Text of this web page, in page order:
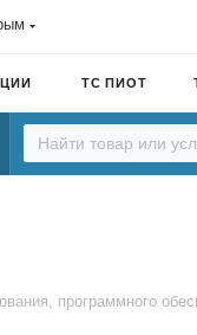
ТС ПИОТ
программного